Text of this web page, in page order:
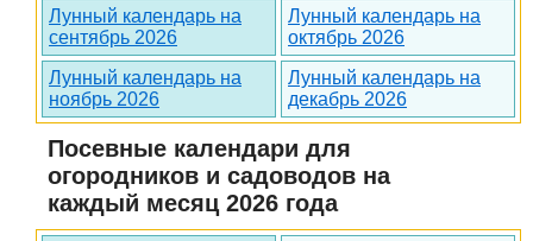
Лунный календарь на
сентябрь 2026
Лунный календарь на
октябрь 2026
Лунный календарь на
ноябрь 2026
Лунный календарь на
декабрь 2026
Посевные календари для
огородников и садоводов на
каждый месяц 2026 года